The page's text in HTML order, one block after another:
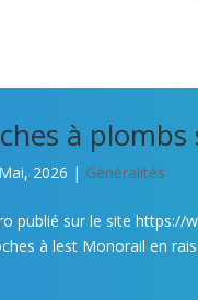
à
2026 | Généralités
publié sur le site
à lest Monorail en